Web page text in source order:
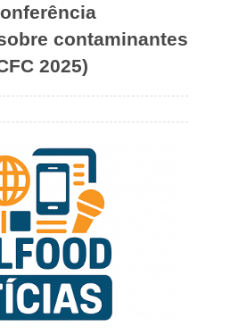
contaminantes
2025)